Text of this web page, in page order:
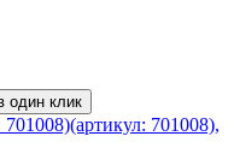
один клик